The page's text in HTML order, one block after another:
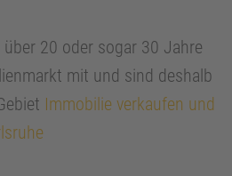
20 oder sogar 30 Jahre
mit und sind deshalb
Immobilie verkaufen und